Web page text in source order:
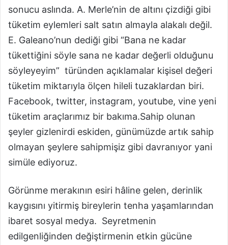
sonucu aslında. A. Merle’nin de altını çizdiği gibi
tüketim eylemleri salt satın almayla alakalı değil.
E. Galeano’nun dediği gibi “Bana ne kadar
tükettiğini söyle sana ne kadar değerli olduğunu
söyleyeyim” türünden açıklamalar kişisel değeri
tüketim miktarıyla ölçen hileli tuzaklardan biri.
Facebook, twitter, instagram, youtube, vine yeni
tüketim araçlarımız bir bakıma.Sahip olunan
şeyler gizlenirdi eskiden, günümüzde artık sahip
olmayan şeylere sahipmişiz gibi davranıyor yani
simüle ediyoruz.
Görünme merakının esiri hâline gelen, derinlik
kaygısını yitirmiş bireylerin tenha yaşamlarından
ibaret sosyal medya. Seyretmenin
edilgenliğinden değiştirmenin etkin gücüne